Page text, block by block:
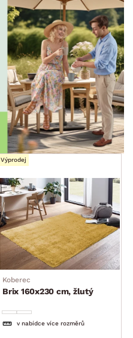
Výprodej
Koberec
Brix 160x230 cm, žlutý
v nabídce více rozměrů